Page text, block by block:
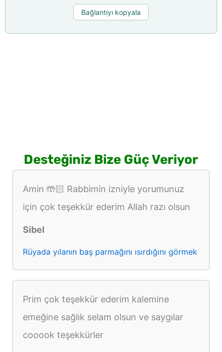
Bağlantıyı kopyala
Desteğiniz Bize Güç Veriyor
Amin 🤲🏻 Rabbimin izniyle yorumunuz
için çok teşekkür ederim Allah razı olsun
Sibel
Rüyada yılanın baş parmağını ısırdığını görmek
Prim çok teşekkür ederim kalemine
emeğine sağlık selam olsun ve saygılar
cooook teşekkürler